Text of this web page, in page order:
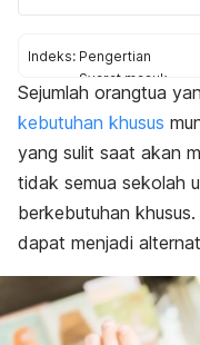
Indeks: Pengertian
Syarat masuk
Kelebihan dan
Sejumlah orangtua
kebutuhan khusus
yang sulit saat akan
tidak semua sekolah
berkebutuhan
dapat menjadi